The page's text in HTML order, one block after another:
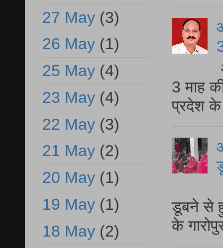
3 माह
प्रदेश
डूबने से
के
27 May (3)
26 May (1)
25 May (4)
23 May (4)
22 May (3)
21 May (2)
20 May (1)
19 May (1)
18 May (2)